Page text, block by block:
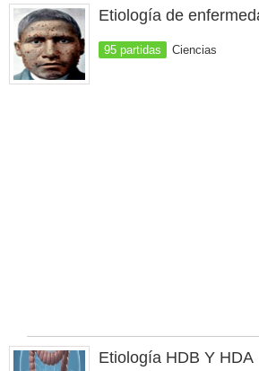
Etiología de
95 partidas Ciencias
Etiología HDB Y HDA